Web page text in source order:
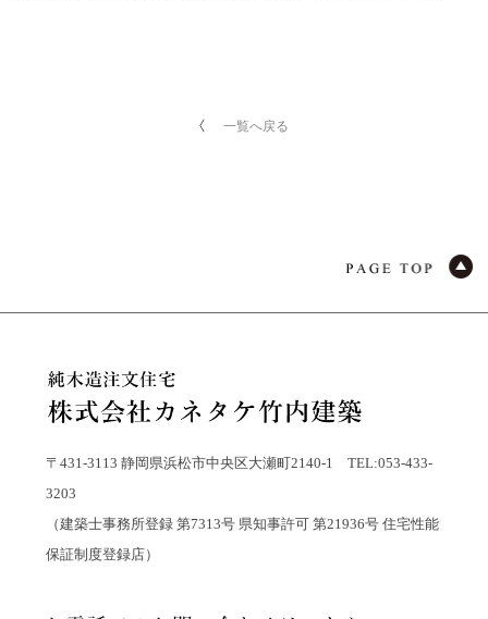
一覧へ戻る
〒431-3113 静岡県浜松市中央区大瀬町2140-1 TEL:053-433-
3203
（建築士事務所登録 第7313号 県知事許可 第21936号 住宅性能
保証制度登録店）